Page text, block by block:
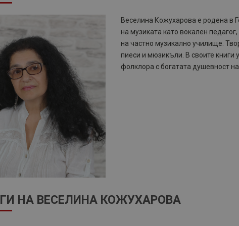
Веселина Кожухарова е родена в
на музиката като вокален
на частно музикално училище.
пиеси и мюзикъли. В своите
фолклора с богатата душевност
НА ВЕСЕЛИНА КОЖУХАРОВА